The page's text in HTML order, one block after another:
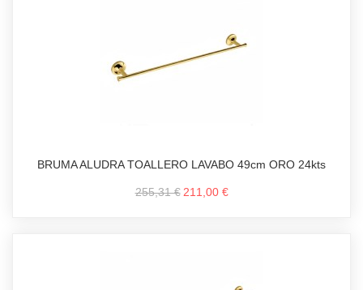
BRUMA ALUDRA TOALLERO LAVABO 49cm ORO 24kts
255,31 € 211,00 €